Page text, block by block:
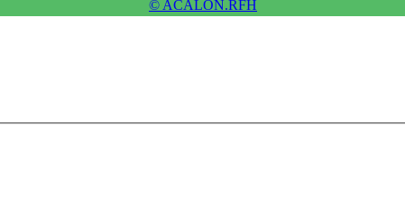
© ACALON.RFH